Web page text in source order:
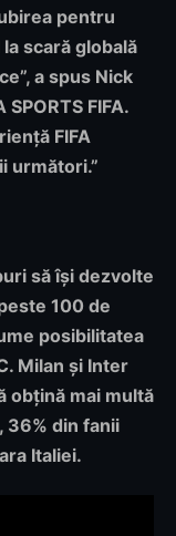
pentru
scară globală
a spus Nick
FIFA.
FIFA
următori.”
să își dezvolte
100 de
posibilitatea
Milan și Inter
obțină mai multă
36% din fanii
Italiei.